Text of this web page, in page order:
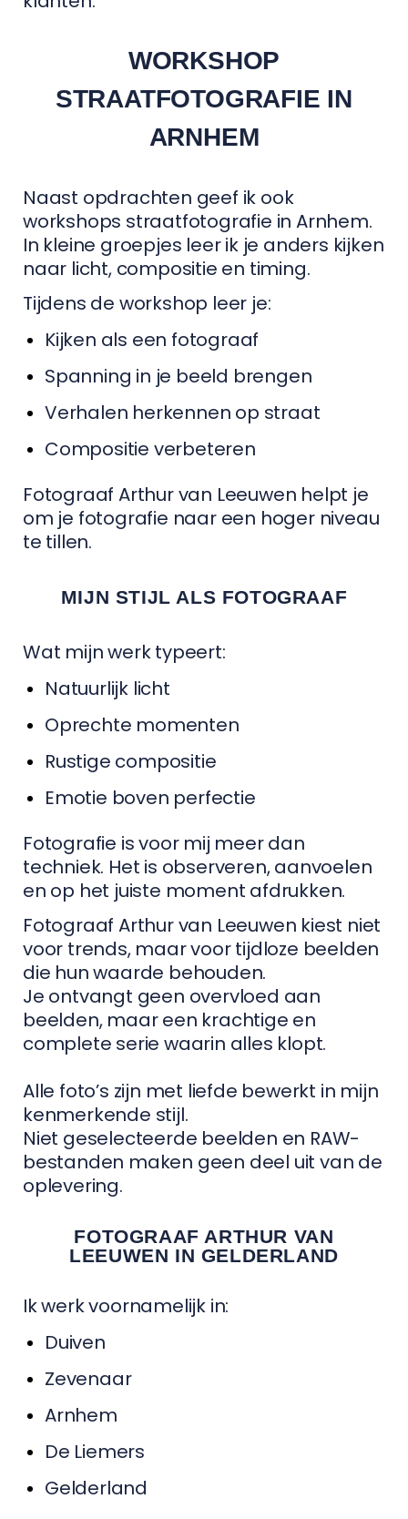
WORKSHOP
STRAATFOTOGRAFIE IN
ARNHEM
Naast opdrachten geef ik ook
workshops straatfotografie in Arnhem.
In kleine groepjes leer ik je anders kijken
naar licht, compositie en timing.
Tijdens de workshop leer je:
Kijken als een fotograaf
Spanning in je beeld brengen
Verhalen herkennen op straat
Compositie verbeteren
Fotograaf Arthur van Leeuwen helpt je
om je fotografie naar een hoger niveau
te tillen.
MIJN STIJL ALS FOTOGRAAF
Wat mijn werk typeert:
Natuurlijk licht
Oprechte momenten
Rustige compositie
Emotie boven perfectie
Fotografie is voor mij meer dan
techniek. Het is observeren, aanvoelen
en op het juiste moment afdrukken.
Fotograaf Arthur van Leeuwen kiest niet
voor trends, maar voor tijdloze beelden
die hun waarde behouden.
Je ontvangt geen overvloed aan
beelden, maar een krachtige en
complete serie waarin alles klopt.
Alle foto’s zijn met liefde bewerkt in mijn
kenmerkende stijl.
Niet geselecteerde beelden en RAW-
bestanden maken geen deel uit van de
oplevering.
FOTOGRAAF ARTHUR VAN
LEEUWEN IN GELDERLAND
Ik werk voornamelijk in:
Duiven
Zevenaar
Arnhem
De Liemers
Gelderland